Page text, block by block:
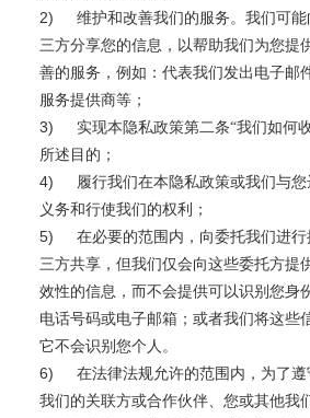
2)
维护和改善我们的服务。我们可
三方分享您的信息，以帮助我们为您提
善的服务，例如：代表我们发出电子邮
服务提供商等；
3)
实现本隐私政策第二条“我们如何
所述目的；
4)
履行我们在本隐私政策或我们与
义务和行使我们的权利；
5)
在必要的范围内，向委托我们进
三方共享，但我们仅会向这些委托方提
效性的信息，而不会提供可以识别您身
电话号码或电子邮箱；或者我们将这些
它不会识别您个人。
6)
在法律法规允许的范围内，为了
我们的关联方或合作伙伴、您或其他我